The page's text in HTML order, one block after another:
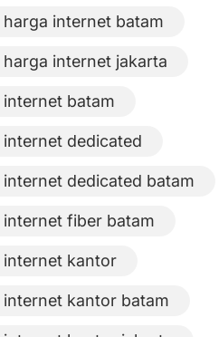
harga internet batam
harga internet jakarta
internet batam
internet dedicated
internet dedicated batam
internet fiber batam
internet kantor
internet kantor batam